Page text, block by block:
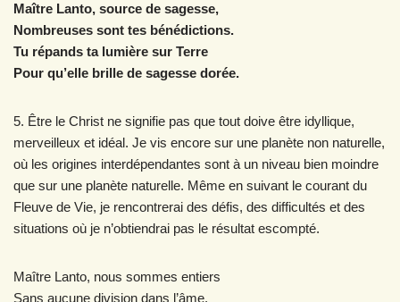
Maître Lanto, source de sagesse,
Nombreuses sont tes bénédictions.
Tu répands ta lumière sur Terre
Pour qu’elle brille de sagesse dorée.
5. Être le Christ ne signifie pas que tout doive être idyllique,
merveilleux et idéal. Je vis encore sur une planète non naturelle,
où les origines interdépendantes sont à un niveau bien moindre
que sur une planète naturelle. Même en suivant le courant du
Fleuve de Vie, je rencontrerai des défis, des difficultés et des
situations où je n’obtiendrai pas le résultat escompté.
Maître Lanto, nous sommes entiers
Sans aucune division dans l’âme.